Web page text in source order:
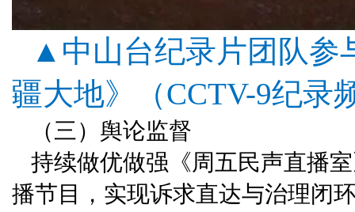
▲中山台纪录片团队参
疆大地》
（CCTV-9纪
（三）舆论监督
持续做优做强《周五民声直播
播节目，实现诉求直达与治理闭